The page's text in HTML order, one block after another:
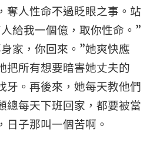
奪人性命不過眨眼之事。站
給我一個億，取你性命。”
家，你回來。”她爽快應
把所有想要暗害她丈夫的
牙。再後來，她每天教他們
總每天下班回家，都要被當
日子那叫一個苦啊。